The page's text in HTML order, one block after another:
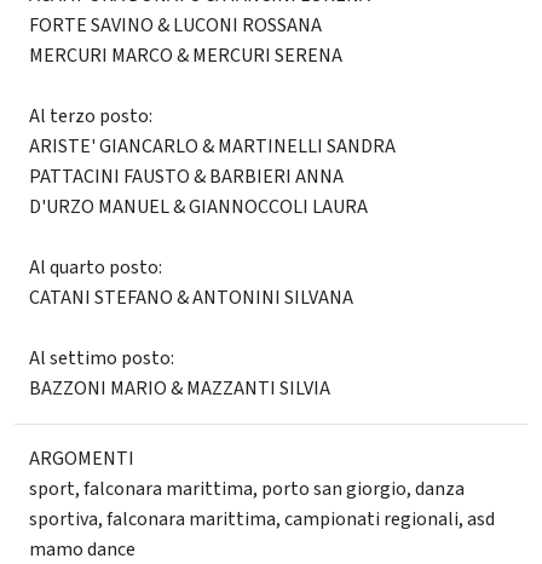
FORTE SAVINO & LUCONI ROSSANA
MERCURI MARCO & MERCURI SERENA
Al terzo posto:
ARISTE' GIANCARLO & MARTINELLI SANDRA
PATTACINI FAUSTO & BARBIERI ANNA
D'URZO MANUEL & GIANNOCCOLI LAURA
Al quarto posto:
CATANI STEFANO & ANTONINI SILVANA
Al settimo posto:
BAZZONI MARIO & MAZZANTI SILVIA
ARGOMENTI
sport,falconara marittima, porto san giorgio,danza
sportiva,falconara marittima,campionati regionali,asd
mamo dance